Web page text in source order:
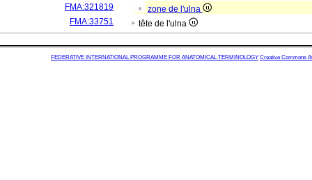
FMA:321819
zone de l'ulna
FMA:33751
tête de l'ulna
FEDERATIVE INTERNATIONAL PROGRAMME FOR ANATOMICAL TERMINOLOGY Creative Commons